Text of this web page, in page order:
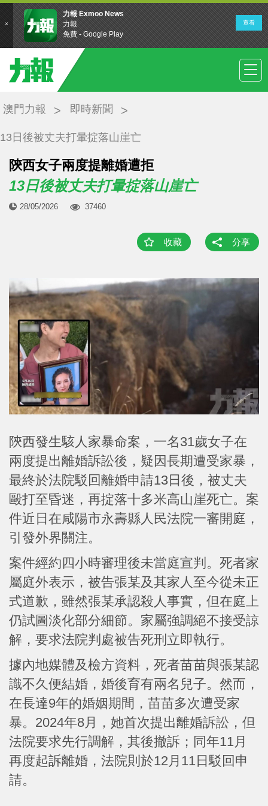
澳門力報 即時新聞
13日後被丈夫打暈掟落山崖亡
陝西女子兩度提離婚遭拒
13日後被丈夫打暈掟落山崖亡
28/05/2026 37460
收藏 分享
陝西發生駭人家暴命案，一名31歲女子在
兩度提出離婚訴訟後，疑因長期遭受家暴，
最終於法院駁回離婚申請13日後，被丈夫
毆打至昏迷，再掟落十多米高山崖死亡。案
件近日在咸陽市永壽縣人民法院一審開庭，
引發外界關注。
案件經約四小時審理後未當庭宣判。死者家
屬庭外表示，被告張某及其家人至今從未正
式道歉，雖然張某承認殺人事實，但在庭上
仍試圖淡化部分細節。家屬強調絕不接受諒
解，要求法院判處被告死刑立即執行。
據內地媒體及檢方資料，死者苗苗與張某認
識不久便結婚，婚後育有兩名兒子。然而，
在長達9年的婚姻期間，苗苗多次遭受家
暴。2024年8月，她首次提出離婚訴訟，但
法院要求先行調解，其後撤訴；同年11月
再度起訴離婚，法院則於12月11日駁回申
請。